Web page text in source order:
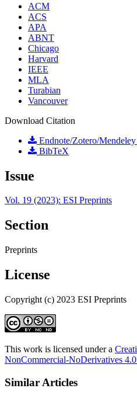
ACM
ACS
APA
ABNT
Chicago
Harvard
IEEE
MLA
Turabian
Vancouver
Download Citation
Endnote/Zotero/
BibTeX
Issue
Vol. 19 (2023): ESI Preprints
Section
Preprints
License
Copyright (c) 2023 ESI Preprints
This work is licensed under a
NonCommercial-NoDerivatives
Similar Articles